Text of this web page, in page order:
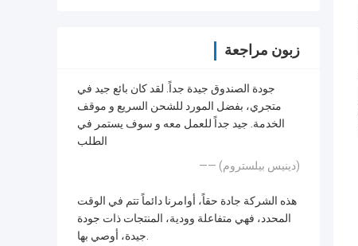
زبون مراجعة
جودة الصندوق جيدة جداً. لقد كان بائع جيد في
متجري، بفضل المورد للشحن السريع و موقف
الخدمة. جيد جداً للعمل معه و سوف يستمر في
الطلب
—— (دينيس بيلستروم)
هذه الشركة جادة حقاً، أوامرنا دائماً تتم في الوقت
المحدد، فهي متفاعلة وودية، المنتجات ذات جودة
جيدة، أوصي بها.